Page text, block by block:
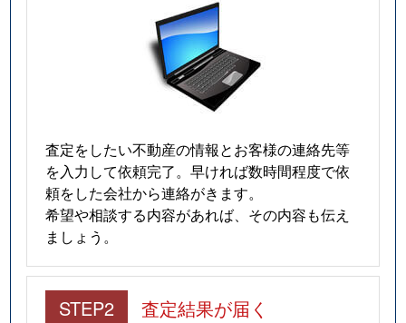
査定をしたい不動産の情報とお客様の連絡先等
を入力して依頼完了。早ければ数時間程度で依
頼をした会社から連絡がきます。
希望や相談する内容があれば、その内容も伝え
ましょう。
STEP2 査定結果が届く